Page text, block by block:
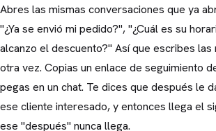
Abres las mismas conversaciones que ya
"¿Ya se envió mi pedido?", "¿Cuál es su
alcanzo el descuento?" Así que escribes
otra vez. Copias un enlace de seguimiento
pegas en un chat. Te dices que después le
ese cliente interesado, y entonces llega el
ese "después" nunca llega.